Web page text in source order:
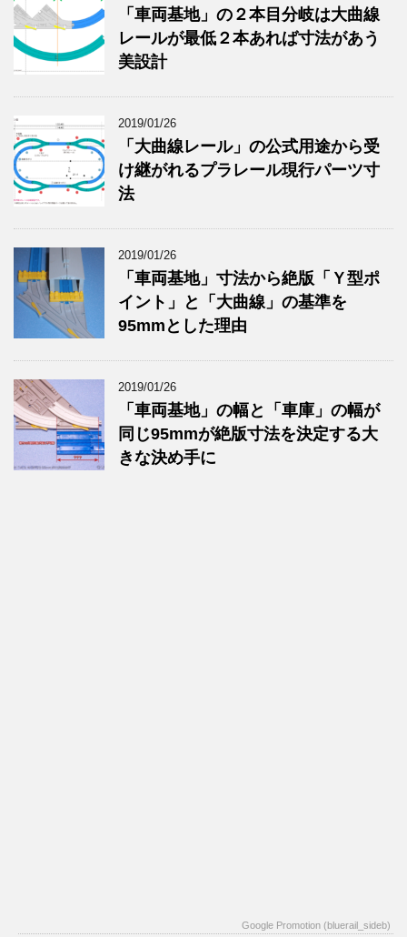
「車両基地」の２本目分岐は大曲線
レールが最低２本あれば寸法があう
美設計
2019/01/26
「大曲線レール」の公式用途から受
け継がれるプラレール現行パーツ寸
法
2019/01/26
「車両基地」寸法から絶版「Ｙ型ポ
イント」と「大曲線」の基準を
95mmとした理由
2019/01/26
「車両基地」の幅と「車庫」の幅が
同じ95mmが絶版寸法を決定する大
きな決め手に
Google Promotion (bluerail_sideb)